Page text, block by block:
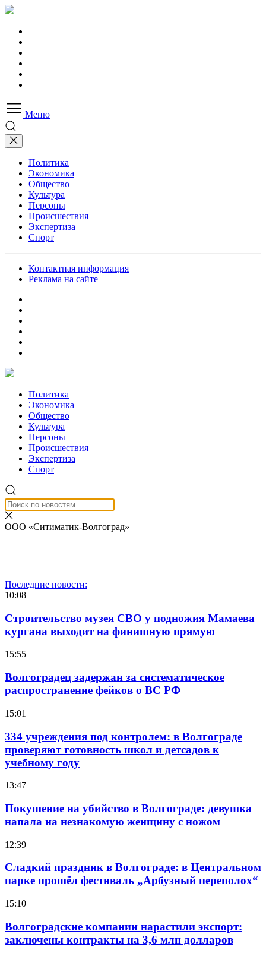
Меню
Политика
Экономика
Общество
Культура
Персоны
Происшествия
Экспертиза
Спорт
Контактная информация
Реклама на сайте
Политика
Экономика
Общество
Культура
Персоны
Происшествия
Экспертиза
Спорт
ООО «Ситиматик-Волгоград»
Последние новости:
10:08
Строительство музея СВО у подножия Мамаева
кургана выходит на финишную прямую
15:55
Волгоградец задержан за систематическое
распространение фейков о ВС РФ
15:01
334 учреждения под контролем: в Волгограде
проверяют готовность школ и детсадов к
учебному году
13:47
Покушение на убийство в Волгограде: девушка
напала на незнакомую женщину с ножом
12:39
Сладкий праздник в Волгограде: в Центральном
парке прошёл фестиваль „Арбузный переполох“
15:10
Волгоградские компании нарастили экспорт:
заключены контракты на 3,6 млн долларов